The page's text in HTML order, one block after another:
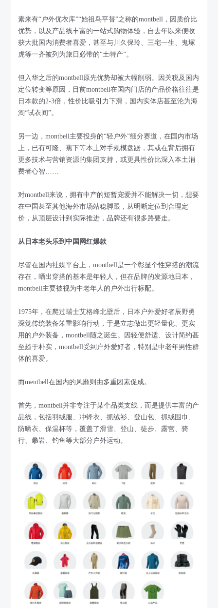
素来有“户外优衣库”“始祖鸟平替”之称的montbell，因质价比
优势，以及产品线丰富的一站式购物体验，自去年以来便收
获大批国内消费者喜爱，甚至与川久保玲、三宅一生、鬼塚
虎等一齐被列为旅日必带的“土特产”。
但入华之后的montbell原先优势却被大幅削弱。因关税及国内
定位转变等原因，目前montbell在国内门店的产品价格往往是
日本款的2-3倍，性价比吸引力下滑，国内实体店甚至沦为海
淘“试衣间”。
另一边，montbell主要投身的“轻户外”细分赛道，在国内市场
上，已有可隆、蕉下等本土对手规模盘踞，其或在背后拥有
更多技术与营销资源的集团支持，或更具性价比深入本土消
费者心智……
对montbell来说，拥有中产的短暂宠爱并不能解决一切，想要
在中国甚至其他海外市场站稳脚跟，从明晰定位到合理定
价，从顶层设计到实际推进，品牌还有很多路要走。
从日本老头乐到中国网红爆款
尽管在国内社媒平台上，montbell是一个彰显个性穿搭的潮流
存在，晒出穿搭的基本是年轻人，但在品牌的发源地日本，
montbell主要被视为中老年人的户外出行标配。
1975年，在爬过瑞士艾格峰北壁后，日本户外爱好者辰野勇
深觉传统装备笨重影响行动，于是立志做出更轻量化、更实
用的户外装备，montbell随之诞生。因轻便舒适、设计简约甚
至趋于朴实，montbell受到户外爱好者，特别是中老年男性群
体的喜爱。
而mentbell在国内的风靡则由多重因素促成。
首先，montbell并非专注于某个品类支线，而是提供丰富的产
品线，包括羽绒服、冲锋衣、抓绒衫、登山包、抓绒围巾、
防晒衣、保温杯等，覆盖了滑雪、登山、徒步、露营、骑
行、攀岩、钓鱼等大部分户外运动。